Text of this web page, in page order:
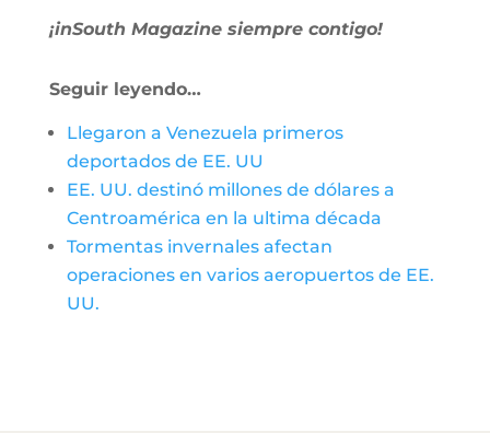
¡inSouth Magazine siempre contigo!
Seguir leyendo…
Llegaron a Venezuela primeros
deportados de EE. UU
EE. UU. destinó millones de dólares a
Centroamérica en la ultima década
Tormentas invernales afectan
operaciones en varios aeropuertos de EE.
UU.